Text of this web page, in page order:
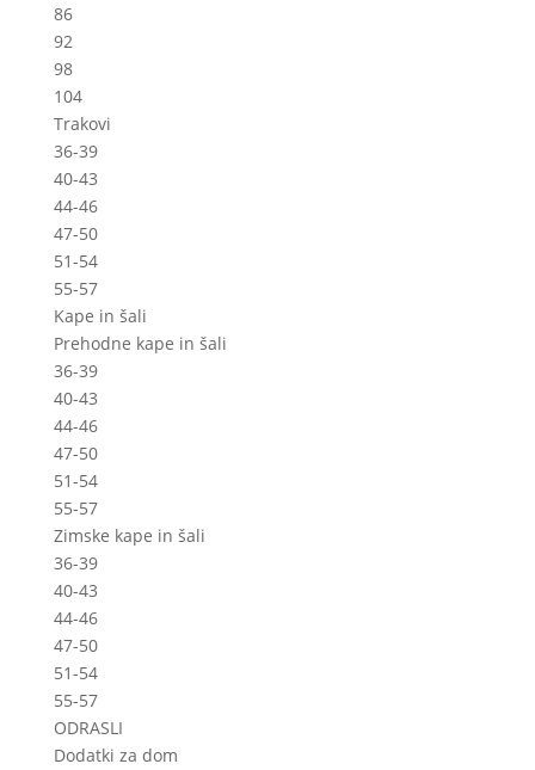
86
92
98
104
Trakovi
36-39
40-43
44-46
47-50
51-54
55-57
Kape in šali
Prehodne kape in šali
36-39
40-43
44-46
47-50
51-54
55-57
Zimske kape in šali
36-39
40-43
44-46
47-50
51-54
55-57
ODRASLI
Dodatki za dom